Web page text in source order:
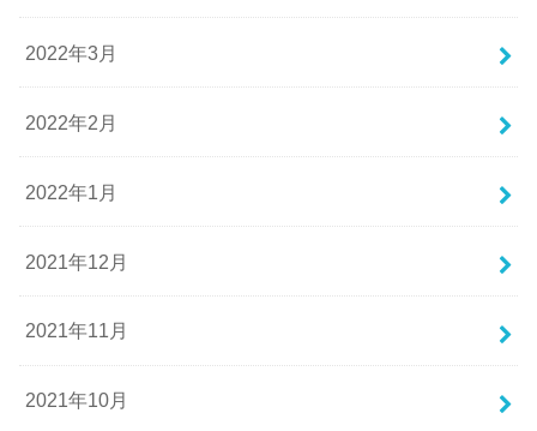
2022年3月
2022年2月
2022年1月
2021年12月
2021年11月
2021年10月